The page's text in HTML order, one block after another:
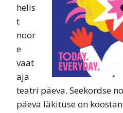
helis
t
noor
e
vaat
aja
teatri päeva. Seekordse
päeva läkituse on